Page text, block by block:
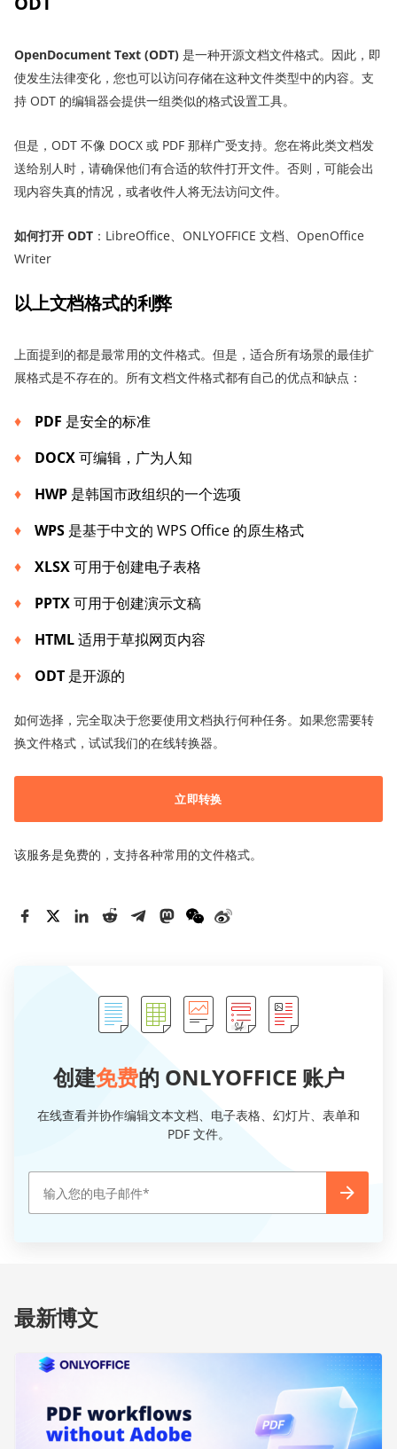
OpenDocument Text (ODT) 是一种开源文档文件格式。因此，即
使发生法律变化，您也可以访问存储在这种文件类型中的内容。支
持 ODT 的编辑器会提供一组类似的格式设置工具。
但是，ODT 不像 DOCX 或 PDF 那样广受支持。您在将此类文档发
送给别人时，请确保他们有合适的软件打开文件。否则，可能会出
现内容失真的情况，或者收件人将无法访问文件。
如何打开 ODT ：LibreOffice、ONLYOFFICE 文档、OpenOffice
Writer
以上文档格式的利弊
上面提到的都是最常用的文件格式。但是，适合所有场景的最佳扩
展格式是不存在的。所有文档文件格式都有自己的优点和缺点：
PDF 是安全的标准
DOCX可编辑，广为人知
HWP 是韩国市政组织的一个选项
WPS 是基于中文的 WPS Office 的原生格式
XLSX可用于创建电子表格
PPTX可用于创建演示文稿
HTML适用于草拟网页内容
ODT 是开源的
如何选择，完全取决于您要使用文档执行何种任务。如果您需要转
换文件格式，试试我们的在线转换器。
立即转换
该服务是免费的，支持各种常用的文件格式。
创建免费的 ONLYOFFICE 账户
在线查看并协作编辑文本文档、电子表格、幻灯片、表单和
PDF 文件。
最新博文